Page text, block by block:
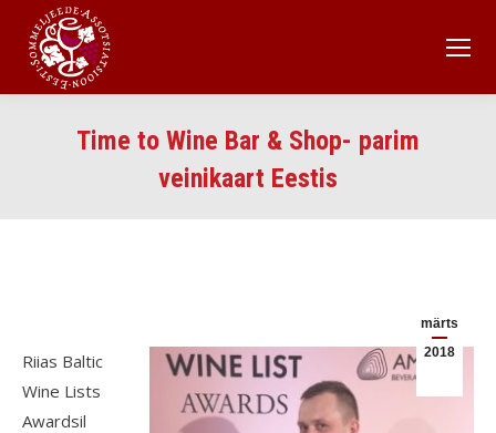
Time to Wine Bar & Shop- parim
veinikaart Eestis
märts
2018
Riias Baltic
Wine Lists
Awardsil